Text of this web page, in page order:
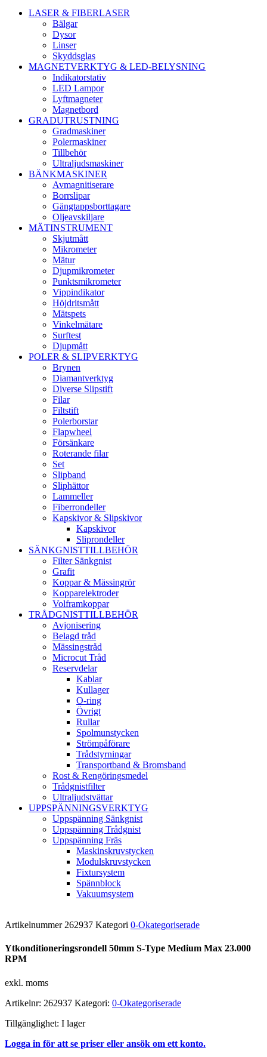
LASER & FIBERLASER
Bälgar
Dysor
Linser
Skyddsglas
MAGNETVERKTYG & LED-BELYSNING
Indikatorstativ
LED Lampor
Lyftmagneter
Magnetbord
GRADUTRUSTNING
Gradmaskiner
Polermaskiner
Tillbehör
Ultraljudsmaskiner
BÄNKMASKINER
Avmagnitiserare
Borrslipar
Gängtappsborttagare
Oljeavskiljare
MÄTINSTRUMENT
Skjutmått
Mikrometer
Mätur
Djupmikrometer
Punktsmikrometer
Vippindikator
Höjdritsmått
Mätspets
Vinkelmätare
Surftest
Djupmått
POLER & SLIPVERKTYG
Brynen
Diamantverktyg
Diverse Slipstift
Filar
Filtstift
Polerborstar
Flapwheel
Försänkare
Roterande filar
Set
Slipband
Sliphättor
Lammeller
Fiberrondeller
Kapskivor & Slipskivor
Kapskivor
Sliprondeller
SÄNKGNISTTILLBEHÖR
Filter Sänkgnist
Grafit
Koppar & Mässingrör
Kopparelektroder
Volframkoppar
TRÅDGNISTTILLBEHÖR
Avjonisering
Belagd tråd
Mässingstråd
Microcut Tråd
Reservdelar
Kablar
Kullager
O-ring
Övrigt
Rullar
Spolmunstycken
Strömpåförare
Trådstyrningar
Transportband & Bromsband
Rost & Rengöringsmedel
Trådgnistfilter
Ultraljudstvättar
UPPSPÄNNINGSVERKTYG
Uppspänning Sänkgnist
Uppspänning Trådgnist
Uppspänning Fräs
Maskinskruvstycken
Modulskruvstycken
Fixtursystem
Spännblock
Vakuumsystem
Artikelnummer 262937 Kategori 0-Okategoriserade
Ytkonditioneringsrondell 50mm S-Type Medium Max 23.000
RPM
exkl. moms
Artikelnr: 262937 Kategori: 0-Okategoriserade
Tillgänglighet: I lager
Logga in för att se priser eller ansök om ett konto.